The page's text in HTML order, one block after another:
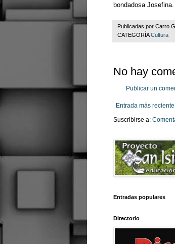
bondadosa
Publicadas por Carro
CATEGORÍACultura
No hay
Publicar un
Entrada más reciente
Suscribirse a:
Entradas populares
Directorio